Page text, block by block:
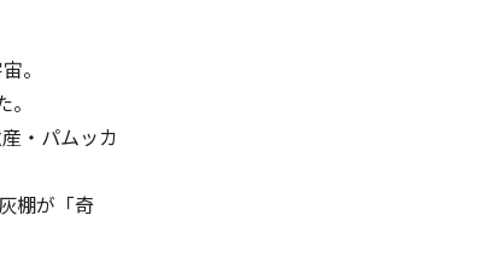
。
・パムッカ
棚が「奇